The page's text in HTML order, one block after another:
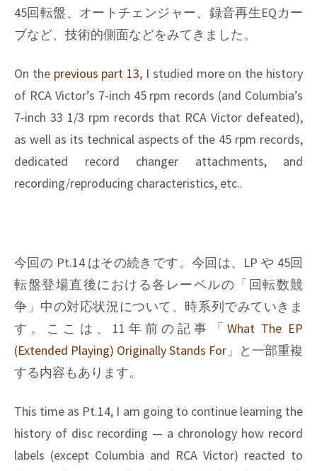
45回転盤、オートチェンジャー、録音再生EQカー
ブなど、技術的側面などをみてきました。
On the previous part 13, I studied more on the history
of RCA Victor’s 7-inch 45 rpm records (and Columbia’s
7-inch 33 1/3 rpm records that RCA Victor defeated),
as well as its technical aspects of the 45 rpm records,
dedicated record changer attachments, and
recording/reproducing characteristics, etc..
今回の Pt.14 はその続きです。今回は、LP や 45回
転盤登場直後における各レーベルの「回転数競
争」中の対応状況について、時系列でみていきま
す。ここは、11年前の記事「 What The EP
(Extended Playing) Originally Stands For 」と一部重複
する内容もあります。
This time as Pt.14, I am going to continue learning the
history of disc recording — a chronology how record
labels (except Columbia and RCA Victor) reacted to